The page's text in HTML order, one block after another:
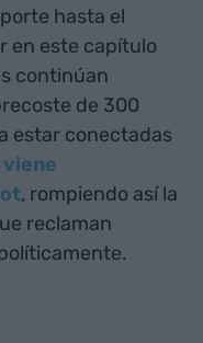
hasta el
en este capítulo
continúan
de 300
estar conectadas
viene
, rompiendo así la
reclaman